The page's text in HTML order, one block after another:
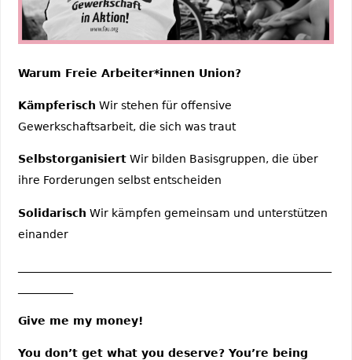
Warum Freie Arbeiter*innen Union?
Kämpferisch Wir stehen für offensive
Gewerkschaftsarbeit, die sich was traut
SelbstorganisiertWir bilden Basisgruppen, die über
ihre Forderungen selbst entscheiden
Solidarisch Wir kämpfen gemeinsam und unterstützen
einander
Give me my money!
You don’t get what you deserve? You’re being